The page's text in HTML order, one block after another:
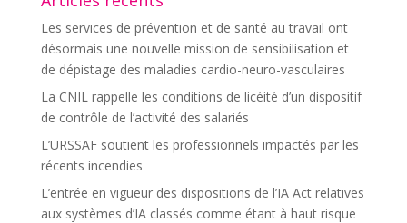
Les services de prévention et de santé au travail ont
désormais une nouvelle mission de sensibilisation et
de dépistage des maladies cardio-neuro-vasculaires
La CNIL rappelle les conditions de licéité d’un dispositif
de contrôle de l’activité des salariés
L’URSSAF soutient les professionnels impactés par les
récents incendies
L’entrée en vigueur des dispositions de l’IA Act relatives
aux systèmes d’IA classés comme étant à haut risque